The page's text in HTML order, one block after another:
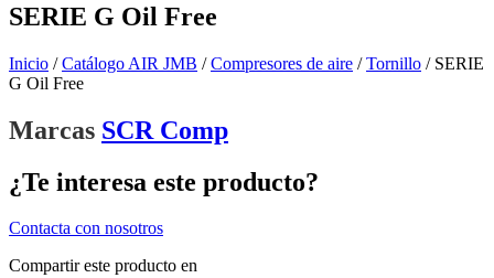
SERIE G Oil Free
Inicio /Catálogo AIR JMB /Compresores de aire /Tornillo / SERIE
G Oil Free
Marcas SCR Comp
¿Te interesa este producto?
Contacta con nosotros
Compartir este producto en